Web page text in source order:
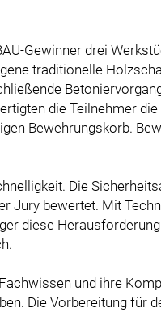
Gewinner drei
traditionelle
die Teilnehmer
Bewehrungskorb.
Die
Jury bewertet. Mit
diese
und ihre
Die Vorbereitung für